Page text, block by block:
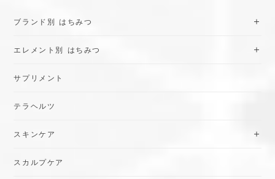
ブランド別 はちみつ
エレメント別 はちみつ
サプリメント
テラヘルツ
スキンケア
スカルプケア